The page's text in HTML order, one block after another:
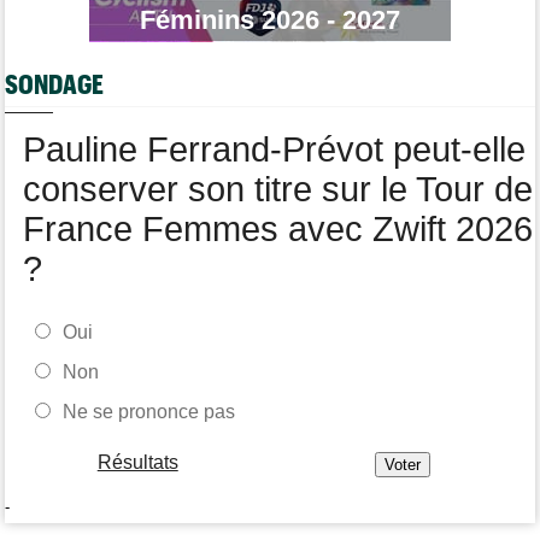
Tour de France Femmes
Lorena Wiebes : "La 8e étape ? Nous l'avons ciblé..."
Tour de France Femmes
Féminins 2026 - 2027
SONDAGE
Pauline Ferrand-Prévot peut-elle
conserver son titre sur le Tour de
France Femmes avec Zwift 2026
?
Oui
Non
Ne se prononce pas
Résultats
-